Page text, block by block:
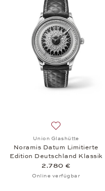
Union Glashütte
Noramis Datum Limitierte
Edition Deutschland Klassik
2024
2.780 €
Online verfügbar